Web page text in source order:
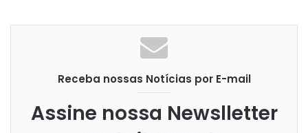
cada ano. “Se reformas como a da Previdência tivessem
sido feitas, acredito que a situação seria bem melhor”,
de safra de cana-de-açúcar teve saldo positivo de 5.183
Receba nossas Notícias por E-mail
Assine nossa Newslletter